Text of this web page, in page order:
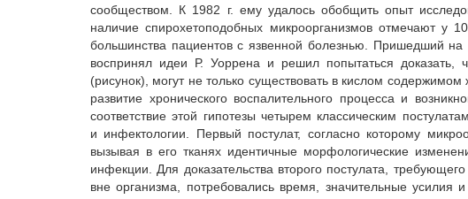
сообществом. К 1982 г. ему удалось обобщить опыт
наличие спирохетоподобных микроорганизмов отмечают у
большинства пациентов с язвенной болезнью. Пришедший
воспринял идеи Р. Уоррена и решил попытаться доказать,
(рисунок), могут не только существовать в кислом
развитие хронического воспалительного процесса и
соответствие этой гипотезы четырем классическим
и инфектологии. Первый постулат, согласно которому
вызывая в его тканях идентичные морфологические
инфекции. Для доказательства второго постулата,
вне организма, потребовались время, значительные